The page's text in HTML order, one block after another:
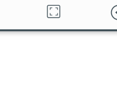
og afgangslister 1829